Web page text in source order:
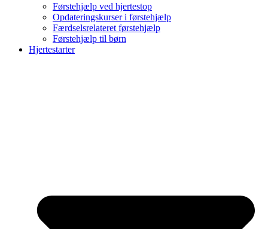
Førstehjælp ved hjertestop
Opdateringskurser i førstehjælp
Færdselsrelateret førstehjælp
Førstehjælp til børn
Hjertestarter